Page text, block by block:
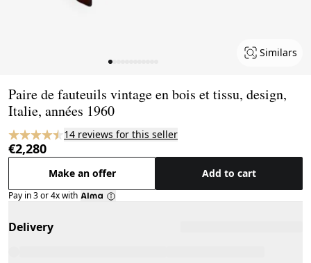
Similars
Paire de fauteuils vintage en bois et tissu, design,
Italie, années 1960
14 reviews for this seller
€2,280
Make an offer Add to cart
Pay in 3 or 4x with
Delivery